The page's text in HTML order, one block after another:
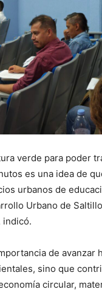
verde para poder
es una idea de
urbanos de
Urbano de
indicó.
de
sino que
circular,